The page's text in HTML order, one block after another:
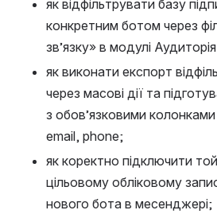
як відфільтрувати базу
конкретним ботом через
зв’язку» в модулі
як виконати експорт
через масові дії та
з обов’язковими
email, phone;
як коректно підключити
цільовому обліковому
нового бота в месенджері;